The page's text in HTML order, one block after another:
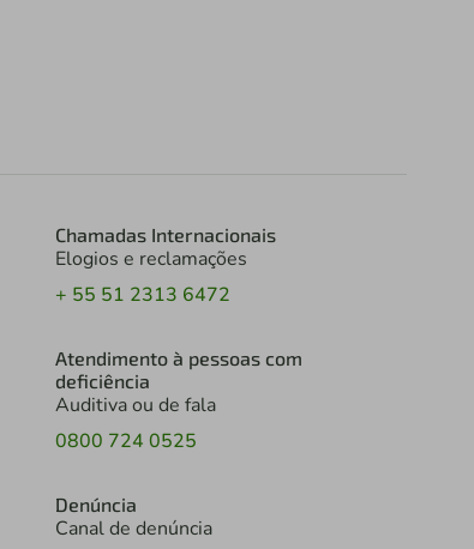
Chamadas Internacionais
Elogios e reclamações
+ 55 51 2313 6472
Atendimento à pessoas com
deficiência
Auditiva ou de fala
0800 724 0525
Denúncia
Canal de denúncia